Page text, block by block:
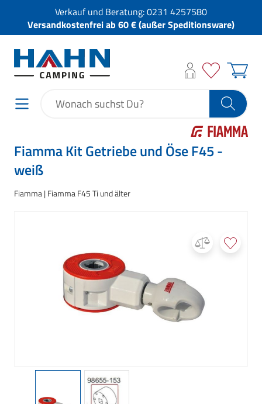
Verkauf und Beratung:0231 4257580
Versandkostenfrei ab 60 € (außer Speditionsware)
Fiamma Kit Getriebe und Öse F45 -
weiß
Fiamma Fiamma F45 Ti und älter